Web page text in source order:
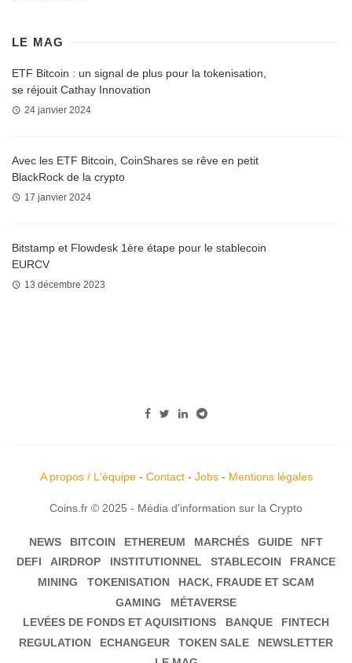
LE MAG
ETF Bitcoin : un signal de plus pour la tokenisation,
se réjouit Cathay Innovation
24 janvier 2024
Avec les ETF Bitcoin, CoinShares se rêve en petit
BlackRock de la crypto
17 janvier 2024
Bitstamp et Flowdesk 1ère étape pour le stablecoin
EURCV
13 décembre 2023
A propos / L'équipe- Contact- Jobs- Mentions légales
Coins.fr © 2025 - Média d'information sur la Crypto
NEWS BITCOIN ETHEREUM MARCHÉS GUIDE
NFT
DEFI
AIRDROP INSTITUTIONNEL STABLECOIN
FRANCE
MINING
TOKENISATION
HACK, FRAUDE ET SCAM
GAMING
MÉTAVERSE
LEVÉES DE FONDS ET AQUISITIONS
BANQUE
FINTECH
REGULATION
ECHANGEUR TOKEN SALE
NEWSLETTER